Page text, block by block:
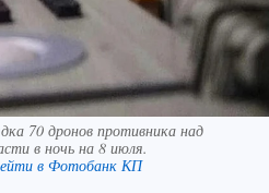
70 дронов противника над
в ночь на 8 июля.
в Фотобанк КП